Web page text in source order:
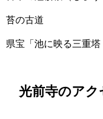
苔の古道
県宝「池に映る三重塔
光前寺のアク